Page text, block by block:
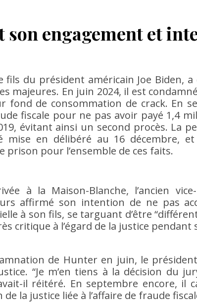
son engagement et
fils du président américain Joe Biden,
majeures. En juin 2024, il est
fond de consommation de crack. En
fiscale pour ne pas avoir payé 1,4
évitant ainsi un second procès. La
mise en délibéré au 16 décembre,
prison pour l’ensemble de ces faits.
à la Maison-Blanche, l’ancien
affirmé son intention de ne pas
à son fils, se targuant d’être
critique à l’égard de la justice
de Hunter en juin, le
“Je m’en tiens à la décision du
il réitéré. En septembre encore, il
de la justice liée à l’affaire de fraude